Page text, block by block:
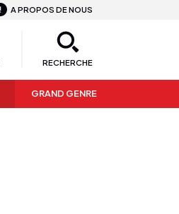
A PROPOS DE NOUS
RECHERCHE
GRAND GENRE